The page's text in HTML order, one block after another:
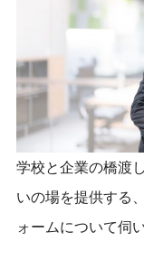
学校と企業の橋渡
いの場を提供する
ォームについて伺